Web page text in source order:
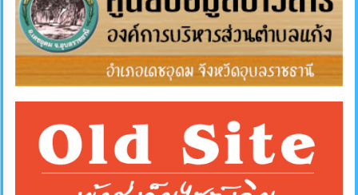
การ
เงิน
การ
คลัง
แผนการ
ป้องกัน
การ